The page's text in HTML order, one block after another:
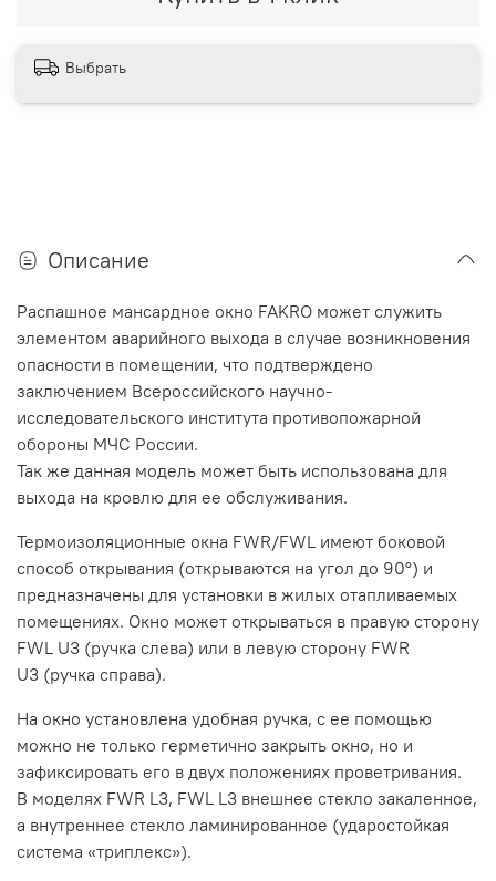
Выбрать
Описание
Распашное мансардное окно FAKRO может служить
элементом аварийного выхода в случае возникновения
опасности в помещении, что подтверждено
заключением Всероссийского научно-
исследовательского института противопожарной
обороны МЧС России.
Так же данная модель может быть использована для
выхода на кровлю для ее обслуживания.
Термоизоляционные окна FWR/FWL имеют боковой
способ открывания (открываются на угол до 90°) и
предназначены для установки в жилых отапливаемых
помещениях. Окно может открываться в правую сторону
FWL U3 (ручка слева) или в левую сторону FWR
U3 (ручка справа).
На окно установлена удобная ручка, с ее помощью
можно не только герметично закрыть окно, но и
зафиксировать его в двух положениях проветривания.
В моделях FWR L3, FWL L3 внешнее стекло закаленное,
а внутреннее стекло ламинированное (ударостойкая
система «триплекс»).